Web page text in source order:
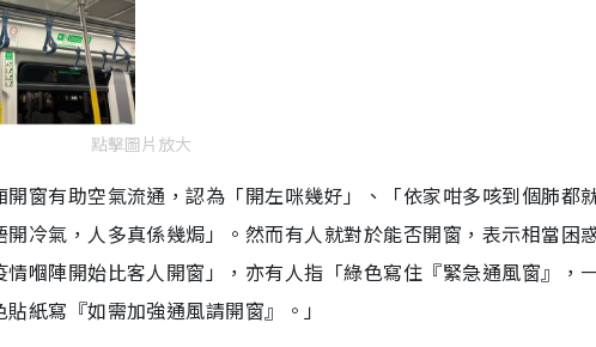
點擊圖片放大
窗有助空氣流通，認為「開左咪幾好」、「依家咁多咳到個肺都
冷氣，人多真係幾焗」。然而有人就對於能否開窗，表示相當困
情嗰陣開始比客人開窗」，亦有人指「綠色寫住『緊急通風窗』，
紙寫『如需加強通風請開窗』。」